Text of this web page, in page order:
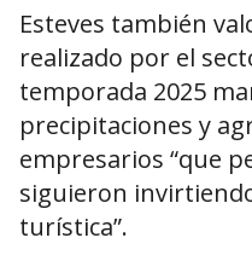
Esteves también
realizado por el
temporada 2025
precipitaciones y
empresarios “que
siguieron
turística”.